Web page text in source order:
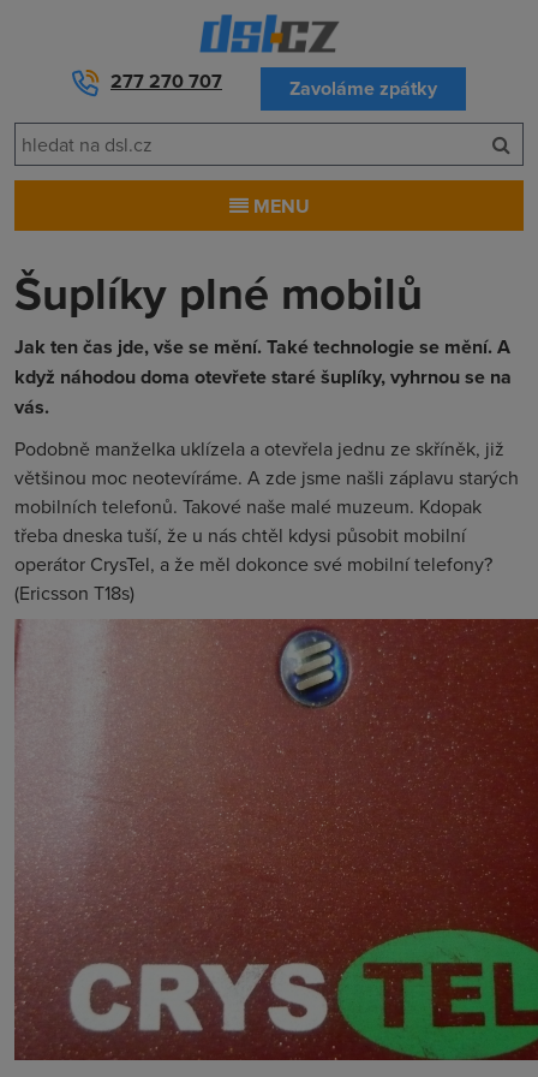
277 270 707 Zavoláme zpátky
MENU
Šuplíky plné mobilů
Jak ten čas jde, vše se mění. Také technologie se mění. A
když náhodou doma otevřete staré šuplíky, vyhrnou se na
vás.
Podobně manželka uklízela a otevřela jednu ze skříněk, již
většinou moc neotevíráme. A zde jsme našli záplavu starých
mobilních telefonů. Takové naše malé muzeum. Kdopak
třeba dneska tuší, že u nás chtěl kdysi působit mobilní
operátor CrysTel, a že měl dokonce své mobilní telefony?
(Ericsson T18s)